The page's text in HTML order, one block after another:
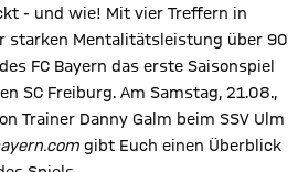
- und wie! Mit vier Treffern in
starken Mentalitätsleistung über 90
FC Bayern das erste Saisonspiel
SC Freiburg. Am Samstag, 21.08.,
Trainer Danny Galm beim SSV Ulm
gibt Euch einen Überblick